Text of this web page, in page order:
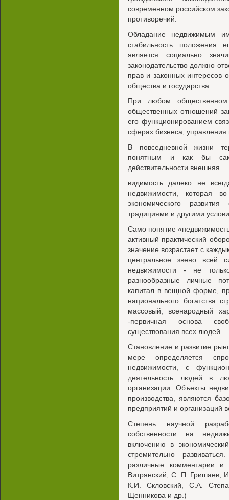
современном российском
противоречий.
Обладание недвижимым
стабильность положения
является социально
законодательство должно
прав и законных интересов
общества и государства.
При любом
общественных отношений
его функционированием
сферах бизнеса, управления
В повседневной жизни
понятным и как бы
действительности внешняя
видимость далеко не
недвижимости, которая
экономического
традициями и другими
Само понятие
активный практический
значение возрастает с
центральное звено всей
недвижимости - не
разнообразные личные
капитал в вещной форме,
национального богатства
массовый, всенародный
-первичная основа
существования всех людей.
Становление и развитие
мере определяется
недвижимости, с
деятельность людей в
организации. Объекты
производства, являются
предприятий и организаций
Степень научной
собственности на
включению в
стремительно
различные комментарии
Витрянский, С. П. Гришаев,
К.И. Скловский, С.А.
Щенникова и др.)